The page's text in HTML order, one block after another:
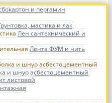
и пергамин
мастика и лак
Лен сантехнический и
Лента ФУМ и нить
и шнур асбестоцементный
листовой